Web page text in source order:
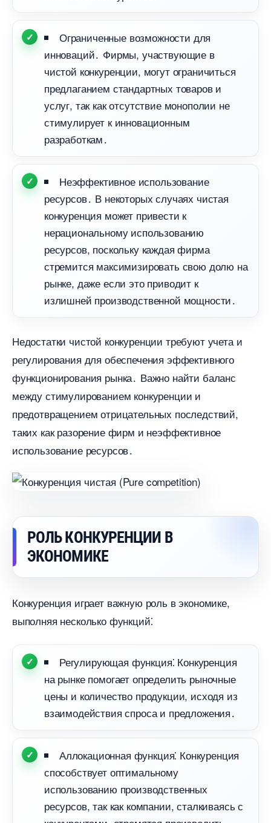
Ограниченные возможности для
инноваций․ Фирмы, участвующие
чистой конкуренции, могут ограничиться
предлаганием стандартных товаров и
услуг, так как отсутствие монополии не
стимулирует к инновационным
разработкам․
Неэффективное использование
ресурсов․ В некоторых случаях чистая
конкуренция может привести к
нерациональному использованию
ресурсов, поскольку каждая фирма
стремится максимизировать свою долю на
рынке, даже если это приводит к
излишней производственной мощности․
Недостатки чистой конкуренции требуют учета и
регулирования для обеспечения эффективного
функционирования рынка․ Важно найти баланс
между стимулированием конкуренции и
предотвращением отрицательных последствий,
таких как разорение фирм и неэффективное
использование ресурсов․
РОЛЬ КОНКУРЕНЦИИ
ЭКОНОМИКЕ
Конкуренция играет важную роль в экономике,
ыполняя несколько функций⁚
Регулирующая функция⁚ Конкуренция
на рынке помогает определить рыночные
цены и количество продукции, исходя из
заимодействия спроса и предложения․
Аллокационная функция⁚ Конкуренция
способствует оптимальному
использованию производственных
ресурсов, так как компании, сталкиваясь с